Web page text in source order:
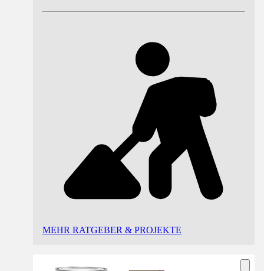
MEHR RATGEBER & PROJEKTE